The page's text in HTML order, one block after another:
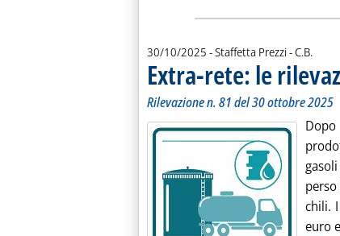
30/10/2025 - Staffetta Prezzi -di:
C.B.
Extra-rete: le
Rilevazione n. 81 del 30 ottobre 2025
chili.
euro